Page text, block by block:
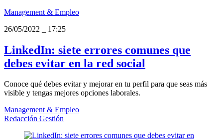
Management & Empleo
26/05/2022
17:25
LinkedIn: siete errores comunes que
debes evitar en la red social
Conoce qué debes evitar y mejorar en tu perfil para que seas más
visible y tengas mejores opciones laborales.
Management & Empleo
Redacción Gestión